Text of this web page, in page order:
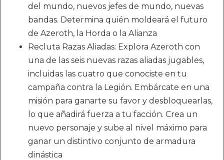
del mundo, nuevos jefes de mundo, nuevas
bandas. Determina quién moldeará el futuro
de Azeroth, la Horda o la Alianza
Recluta Razas Aliadas: Explora Azeroth con
una de las seis nuevas razas aliadas jugables,
incluidas las cuatro que conociste en tu
campaña contra la Legión. Embárcate en una
misión para ganarte su favor y desbloquearlas,
lo que añadirá fuerza a tu facción. Crea un
nuevo personaje y sube al nivel máximo para
ganar un distintivo conjunto de armadura
dinástica